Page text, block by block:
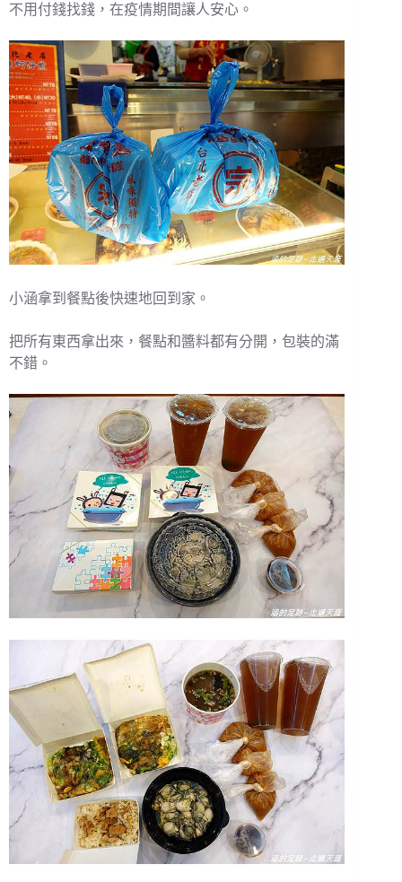
不用付錢找錢，在疫情期間讓人安心。
小涵拿到餐點後快速地回到家。
把所有東西拿出來，餐點和醬料都有分開，包裝的滿
不錯。